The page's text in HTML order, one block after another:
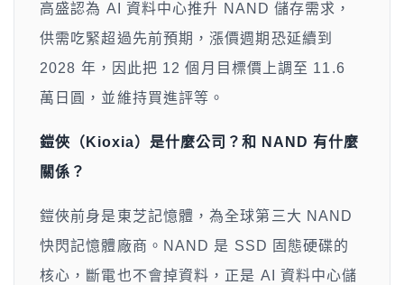
高盛認為 AI 資料中心推升 NAND 儲存需求，
供需吃緊超過先前預期，漲價週期恐延續到
2028 年，因此把 12 個月目標價上調至 11.6
萬日圓，並維持買進評等。
鎧俠（Kioxia）是什麼公司？和 NAND 有什麼
關係？
鎧俠前身是東芝記憶體，為全球第三大 NAND
快閃記憶體廠商。NAND 是 SSD 固態硬碟的
核心，斷電也不會掉資料，正是 AI 資料中心儲